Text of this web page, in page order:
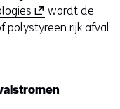
(
o
t
wordt de
polystyreen rijk afval